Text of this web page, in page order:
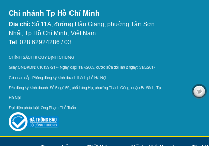
Chi nhánh Tp Hồ Chí Minh
Địa chỉ: Số 11A, đường Hậu Giang, phường Tân Sơn
Nhất, Tp Hồ Chí Minh, Việt Nam
Tel : 028 62924286 / 03
CHÍNH SÁCH & QUY ĐỊNH CHUNG
Giấy CNDKDN: 0101397217- Ngày cấp: 11/7/2003, được sửa đổi lần 2 ngày: 31/5/2017
Cơ quan cấp: Phòng đăng ký kinh doanh thánh phố Hà Nội
Đ/c đăng ký kinh doanh: Số 5 ngõ 59, phố Láng Hạ, phường Thành Công, quận Ba Đình, Tp
Hà Nội
Đại diện pháp luật: Ông Phạm Thế Tuấn